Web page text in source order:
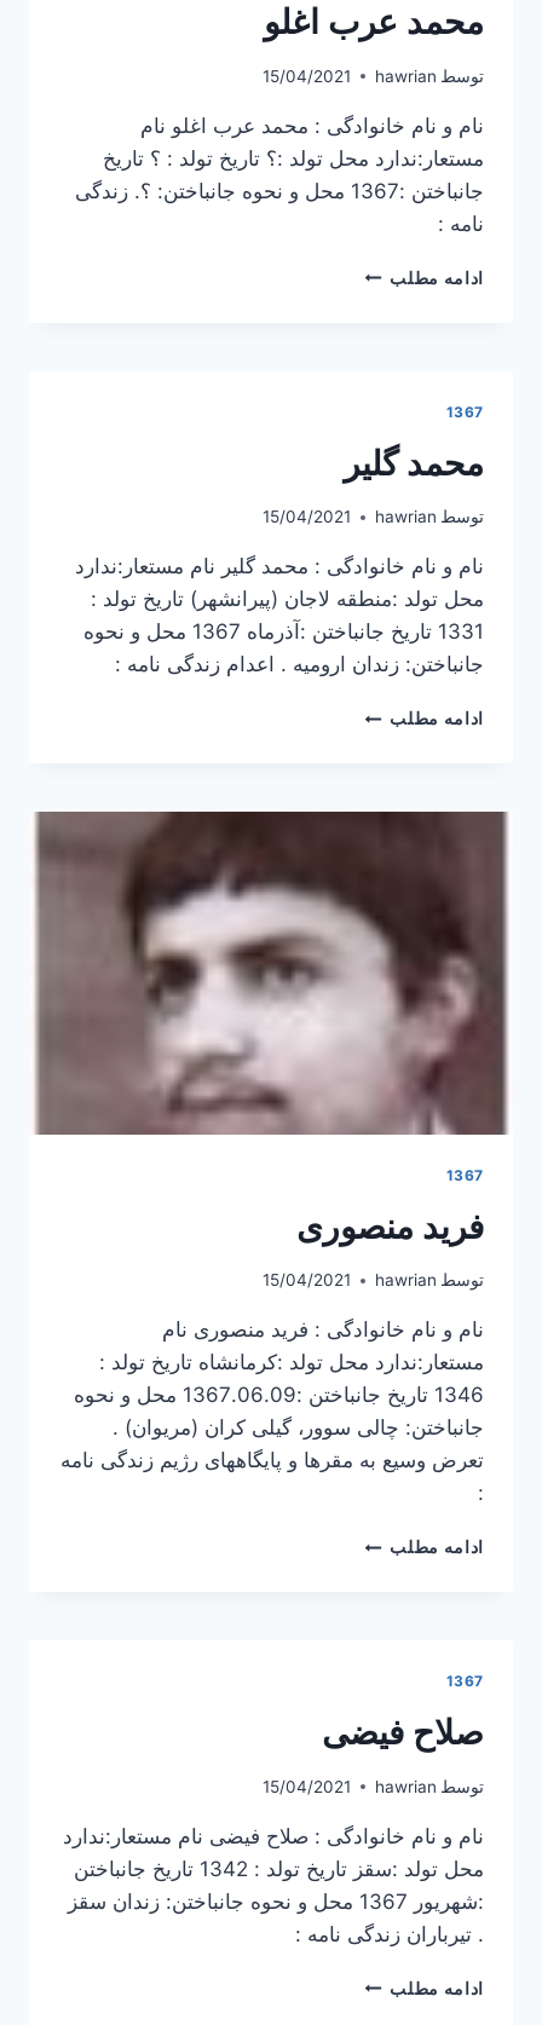
محمد عرب اغلو
توسط hawrian
15/04/2021
نام و نام خانوادگی : محمد عرب اغلو نام
مستعار:ندارد محل تولد :؟ تاریخ تولد : ؟ تاریخ
جانباختن :1367 محل و نحوه جانباختن: ؟. زندگی
نامه :
ادامه مطلب محمد
1367
محمد گلیر
توسط hawrian
15/04/2021
نام و نام خانوادگی : محمد گلیر نام مستعار:ندارد
محل تولد :منطقه لاجان (پیرانشهر) تاریخ تولد :
1331 تاریخ جانباختن :آذرماه 1367 محل و نحوه
جانباختن: زندان ارومیه . اعدام زندگی نامه :
ادامه مطلب محمد
1367
فرید منصوری
توسط hawrian
15/04/2021
نام و نام خانوادگی : فرید منصوری نام
مستعار:ندارد محل تولد :کرمانشاه تاریخ تولد :
1346 تاریخ جانباختن :1367.06.09 محل و نحوه
جانباختن: چالی سوور، گیلی کران (مریوان) .
تعرض وسیع به مقرها و پایگاههای رژیم زندگی نامه
:
ادامه مطلب فرید
1367
صلاح فیضی
توسط hawrian
15/04/2021
نام و نام خانوادگی : صلاح فیضی نام مستعار:ندارد
محل تولد :سقز تاریخ تولد : 1342 تاریخ جانباختن
:شهریور 1367 محل و نحوه جانباختن: زندان سقز
. تیرباران زندگی نامه :
ادامه مطلب صلاح